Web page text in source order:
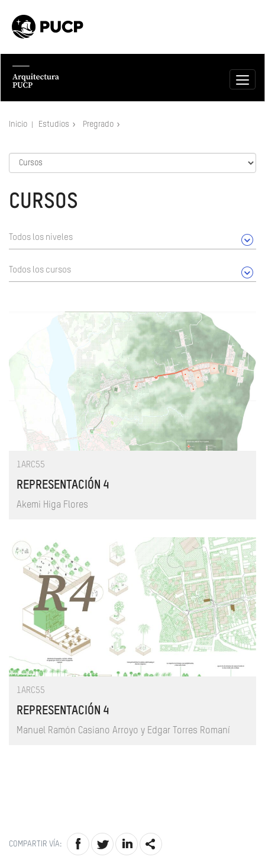
Inicio Estudios Pregrado
CURSOS
Todos los niveles
Todos los cursos
1ARC55
REPRESENTACIÓN 4
Akemi Higa Flores
1ARC55
REPRESENTACIÓN 4
Manuel Ramón Casiano Arroyo y Edgar Torres Romaní
COMPARTIR VÍA: